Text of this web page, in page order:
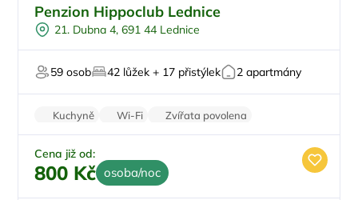
Vyjížďky na koních
Restaurace
Pro milovníky historie
Penzion Hippoclub Lednice
21. Dubna 4, 691 44 Lednice
59 osob 42 lůžek + 17 přistýlek 2 apartmány
Kuchyně Wi-Fi
Zvířata povolena
Nekuřácký objekt
Parkování zdarma
Cena již od:
800 Kč osoba/noc